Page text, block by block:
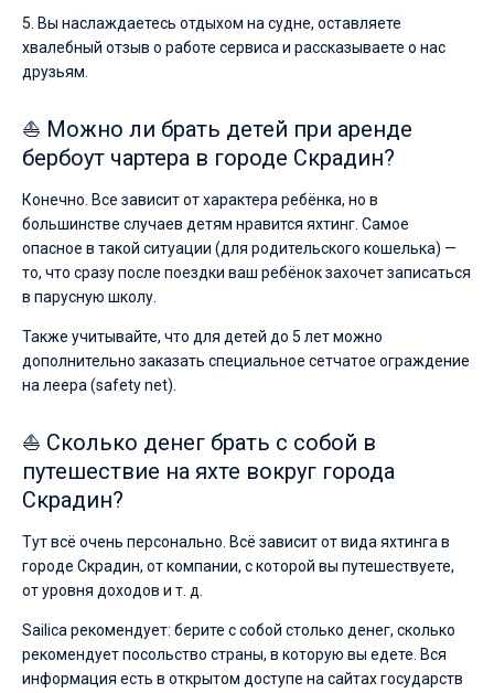
5. Вы наслаждаетесь отдыхом на судне, оставляете
хвалебный отзыв о работе сервиса и рассказываете о нас
друзьям.
⛵ Можно ли брать детей при аренде
бербоут чартера в городе Скрадин?
Конечно. Все зависит от характера ребёнка, но в
большинстве случаев детям нравится яхтинг. Самое
опасное в такой ситуации (для родительского кошелька) —
то, что сразу после поездки ваш ребёнок захочет записаться
в парусную школу.
Также учитывайте, что для детей до 5 лет можно
дополнительно заказать специальное сетчатое ограждение
на леера (safety net).
⛵ Сколько денег брать с собой в
путешествие на яхте вокруг города
Скрадин?
Тут всё очень персонально. Всё зависит от вида яхтинга в
городе Скрадин, от компании, с которой вы путешествуете,
от уровня доходов и т. д.
Sailica рекомендует: берите с собой столько денег, сколько
рекомендует посольство страны, в которую вы едете. Вся
информация есть в открытом доступе на сайтах государств